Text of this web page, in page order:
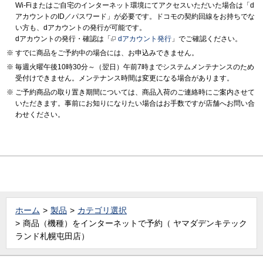
Wi-Fiまたはご自宅のインターネット環境にてアクセスいただいた場合は「d
アカウントのID／パスワード」が必要です。ドコモの契約回線をお持ちでな
い方も、dアカウントの発行が可能です。
dアカウントの発行・確認は「
dアカウント発行 」でご確認ください。
すでに商品をご予約中の場合には、お申込みできません。
毎週火曜午後10時30分～（翌日）午前7時までシステムメンテナンスのため
受付けできません。メンテナンス時間は変更になる場合があります。
ご予約商品の取り置き期間については、商品入荷のご連絡時にご案内させて
いただきます。事前にお知りになりたい場合はお手数ですが店舗へお問い合
わせください。
ホーム 製品
カテゴリ選択
商品（機種）をインターネットで予約（ ヤマダデンキテック
ランド札幌屯田店）